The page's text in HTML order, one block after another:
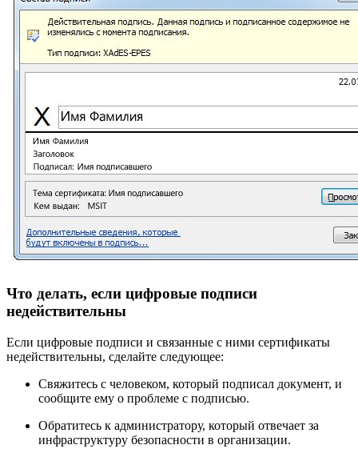
Что делать, если цифровые подписи
недействительны
Если цифровые подписи и связанные с ними сертификаты
недействительны, сделайте следующее:
Свяжитесь с человеком, который подписал документ, и
сообщите ему о проблеме с подписью.
Обратитесь к администратору, который отвечает за
инфраструктуру безопасности в организации.